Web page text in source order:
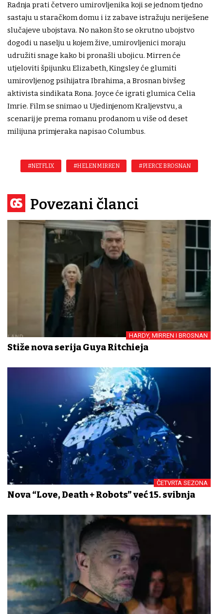
Radnja prati četvero umirovljenika koji se jednom tjedno
sastaju u staračkom domu i iz zabave istražuju neriješene
slučajeve ubojstava. No nakon što se okrutno ubojstvo
dogodi u naselju u kojem žive, umirovljenici moraju
udružiti snage kako bi pronašli ubojicu. Mirren će
utjeloviti špijunku Elizabeth, Kingsley će glumiti
umirovljenog psihijatra Ibrahima, a Brosnan bivšeg
aktivista sindikata Rona. Joyce će igrati glumica Celia
Imrie. Film se snimao u Ujedinjenom Kraljevstvu, a
scenarij je prema romanu prodanom u više od deset
milijuna primjeraka napisao Columbus.
#NETFLIX #HELEN MIRREN #PIERCE BROSNAN
Povezani članci
HARDY, MIRREN I BROSNAN
Stiže nova serija Guya Ritchieja
ČETVRTA SEZONA
Nova “Love, Death + Robots” već 15. svibnja